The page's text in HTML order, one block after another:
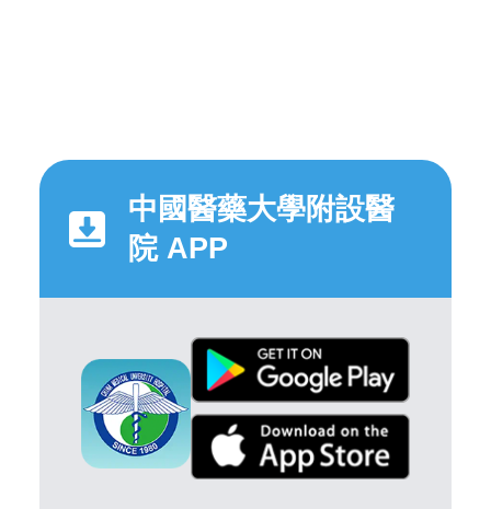
中國醫藥大學附設醫
院 APP